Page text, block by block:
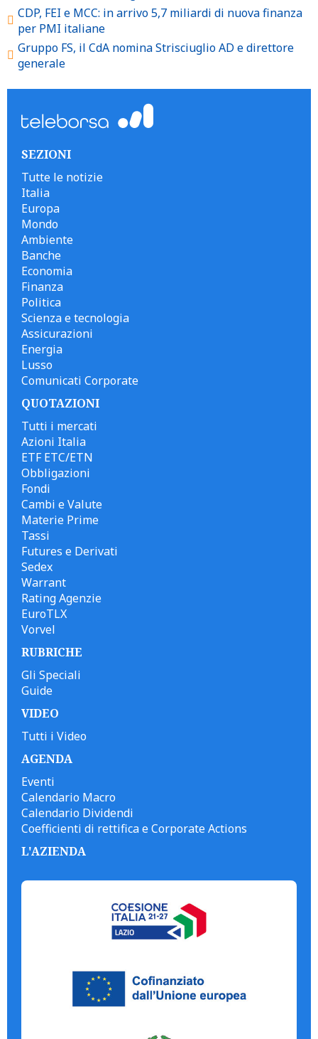
CDP, FEI e MCC: in arrivo 5,7 miliardi di nuova finanza
per PMI italiane
Gruppo FS, il CdA nomina Strisciuglio AD e direttore
generale
SEZIONI
Tutte le notizie
Italia
Europa
Mondo
Ambiente
Banche
Economia
Finanza
Politica
Scienza e tecnologia
Assicurazioni
Energia
Lusso
Comunicati Corporate
QUOTAZIONI
Tutti i mercati
Azioni Italia
ETF ETC/ETN
Obbligazioni
Fondi
Cambi e Valute
Materie Prime
Tassi
Futures e Derivati
Sedex
Warrant
Rating Agenzie
EuroTLX
Vorvel
RUBRICHE
Gli Speciali
Guide
VIDEO
Tutti i Video
AGENDA
Eventi
Calendario Macro
Calendario Dividendi
Coefficienti di rettifica e Corporate Actions
L'AZIENDA